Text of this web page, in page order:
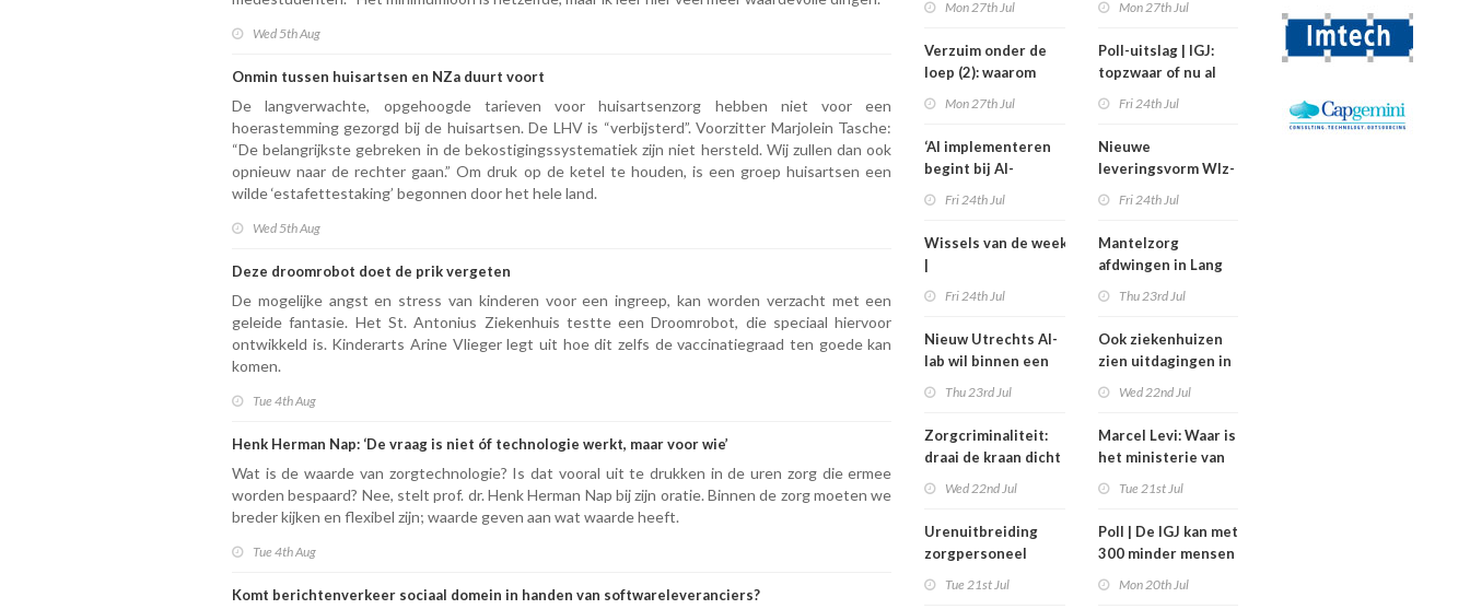
Wed 5th Aug
Onmin tussen huisartsen en NZa duurt voort
De langverwachte, opgehoogde tarieven voor huisartsenzorg hebben niet voor een
hoerastemming gezorgd bij de huisartsen. De LHV is “verbijsterd”. Voorzitter Marjolein Tasche:
“De belangrijkste gebreken in de bekostigingssystematiek zijn niet hersteld. Wij zullen dan ook
opnieuw naar de rechter gaan.” Om druk op de ketel te houden, is een groep huisartsen een
wilde ‘estafettestaking’ begonnen door het hele land.
Wed 5th Aug
Deze droomrobot doet de prik vergeten
De mogelijke angst en stress van kinderen voor een ingreep, kan worden verzacht met een
geleide fantasie. Het St. Antonius Ziekenhuis testte een Droomrobot, die speciaal hiervoor
ontwikkeld is. Kinderarts Arine Vlieger legt uit hoe dit zelfs de vaccinatiegraad ten goede kan
komen.
Tue 4th Aug
Henk Herman Nap: ‘De vraag is niet óf technologie werkt, maar voor wie’
Wat is de waarde van zorgtechnologie? Is dat vooral uit te drukken in de uren zorg die ermee
worden bespaard? Nee, stelt prof. dr. Henk Herman Nap bij zijn oratie. Binnen de zorg moeten we
breder kijken en flexibel zijn; waarde geven aan wat waarde heeft.
Tue 4th Aug
Komt berichtenverkeer sociaal domein in handen van softwareleveranciers?
voorzitters
Mon 27th Jul
Verzuim onder de
loep (2): waarom
Mon 27th Jul
‘AI implementeren
begint bij AI-
Fri 24th Jul
Wissels van de week
|
Anton Constandse
Fri 24th Jul
Nieuw Utrechts AI-
lab wil binnen een
verbeteren
Thu 23rd Jul
Zorgcriminaliteit:
draai de kraan dicht
Wed 22nd Jul
Urenuitbreiding
zorgpersoneel
Tue 21st Jul
Mon 27th Jul
Poll-uitslag | IGJ:
topzwaar of nu al
Fri 24th Jul
Nieuwe
leveringsvorm Wlz-
Fri 24th Jul
Mantelzorg
afdwingen in Lang
Thu 23rd Jul
Ook ziekenhuizen
zien uitdagingen in
Wed 22nd Jul
Marcel Levi: Waar is
het ministerie van
Tata Steel?
Tue 21st Jul
Poll | De IGJ kan met
300 minder mensen
Mon 20th Jul